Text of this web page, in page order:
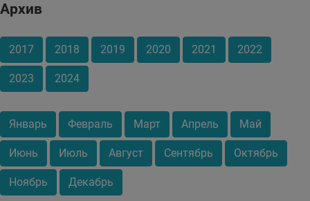
Архив
2017 2018 2019 2020 2021 2022
2023 2024
Январь Февраль Март Апрель Май
Июнь Июль Август Сентябрь Октябрь
Ноябрь Декабрь